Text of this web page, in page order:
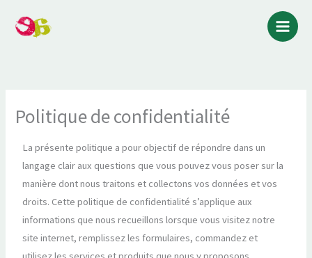
Politique de confidentialité
La présente politique a pour objectif de répondre dans un
langage clair aux questions que vous pouvez vous poser sur la
manière dont nous traitons et collectons vos données et vos
droits. Cette politique de confidentialité s’applique aux
informations que nous recueillons lorsque vous visitez notre
site internet, remplissez les formulaires, commandez et